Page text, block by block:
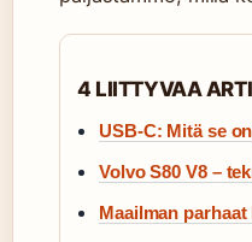
4 LIITTYVAA
USB-C: Mitä se
Volvo S80 V8 –
Maailman